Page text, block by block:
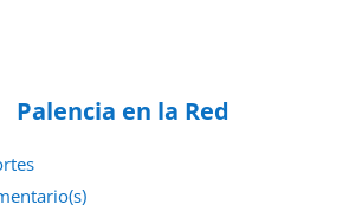
Palencia en la Red